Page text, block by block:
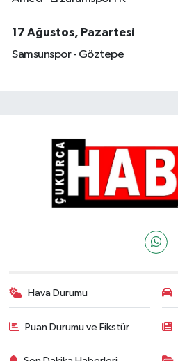
17 Ağustos, Pazartesi
Samsunspor - Göztepe
Hava Durumu
Puan Durumu ve Fikstür